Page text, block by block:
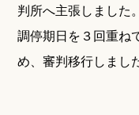
判所へ主張しました。
調停期日を３回重ね
め、審判移行しまし